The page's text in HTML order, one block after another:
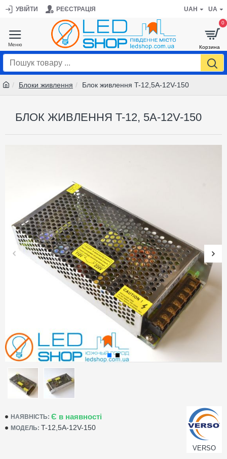
УВІЙТИ РЕЄСТРАЦІЯ UAH UA
0
Блоки живлення Блок живлення T-12,5A-12V-150
БЛОК ЖИВЛЕННЯ T-12, 5A-12V-150
НАЯВНІСТЬ: Є в наявності
МОДЕЛЬ: T-12,5A-12V-150
VERSO